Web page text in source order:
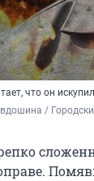
что он
/